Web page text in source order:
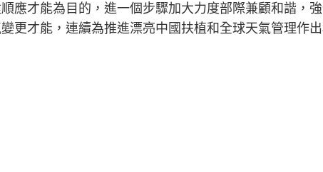
才能為目的，進一個步驟加大力度部際兼顧和諧，
更才能，連續為推進漂亮中國扶植和全球天氣管理作出